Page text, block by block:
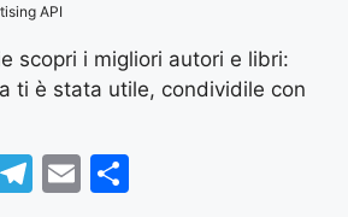
API
scopri i migliori autori e libri:
ti è stata utile, condividile con
T
E